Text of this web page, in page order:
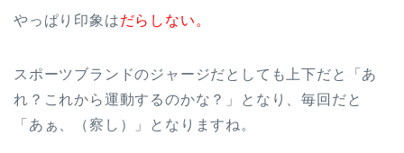
やっぱり印象はだらしない。
スポーツブランドのジャージだとしても上下だと「あ
れ？これから運動するのかな？」となり、毎回だと
「あぁ、（察し）」となりますね。